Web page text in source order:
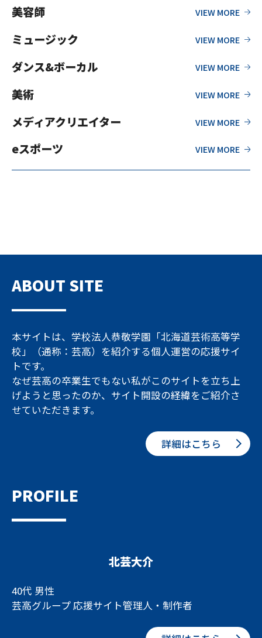
美容師
ミュージック
ダンス&ボーカル
美術
メディアクリエイター
eスポーツ
ABOUT SITE
本サイトは、学校法人恭敬学園「北海道芸術高等学
校」（通称：芸高）を紹介する個人運営の応援サイ
トです。
なぜ芸高の卒業生でもない私がこのサイトを立ち上
げようと思ったのか、サイト開設の経緯をご紹介さ
せていただきます。
詳細はこちら
PROFILE
北芸大介
40代 男性
芸高グループ 応援サイト管理人・制作者